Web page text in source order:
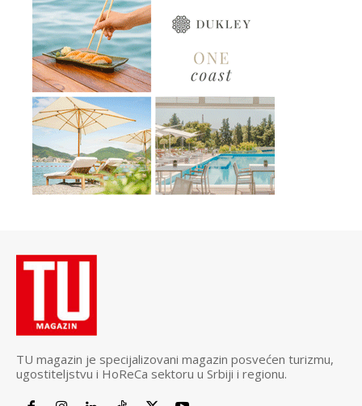
TU magazin je specijalizovani magazin posvećen turizmu,
ugostiteljstvu i HoReCa sektoru u Srbiji i regionu.